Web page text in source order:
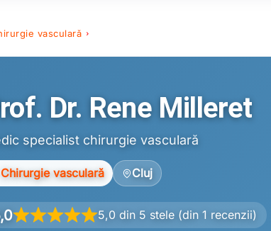
vasculară
Dr. Rene Milleret
specialist chirurgie vasculară
Chirurgie vasculară Cluj
5,0 din 5 stele (din 1 recenzii)